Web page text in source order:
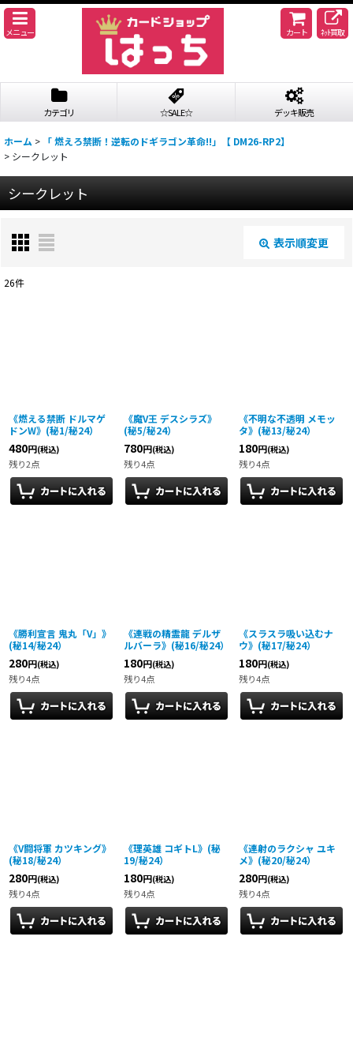
メニュー カート ﾈｯﾄ買取
カテゴリ ☆SALE☆ デッキ販売
ホーム > 「 燃えろ禁断！逆転のドギラゴン革命!!」【 DM26-RP2】
> シークレット
シークレット
表示順変更
閉じる
26件
《燃える禁断 ドルマゲ
ドンW》(秘1/秘24）
480円(税込)
残り2点
《魔V王 デスシラズ》
(秘5/秘24）
780円(税込)
残り4点
《不明な不透明 メモッ
タ》(秘13/秘24）
180円(税込)
残り4点
《勝利宣言 鬼丸「V」》
(秘14/秘24）
280円(税込)
残り4点
《連戦の精霊龍 デルザ
ルバーラ》(秘16/秘24）
180円(税込)
残り4点
《スラスラ吸い込むナ
ウ》(秘17/秘24）
180円(税込)
残り4点
《V闘将軍 カツキング》
(秘18/秘24）
280円(税込)
残り4点
《理英雄 コギトL》(秘
19/秘24）
180円(税込)
残り4点
《連射のラクシャ ユキ
メ》(秘20/秘24）
280円(税込)
残り4点